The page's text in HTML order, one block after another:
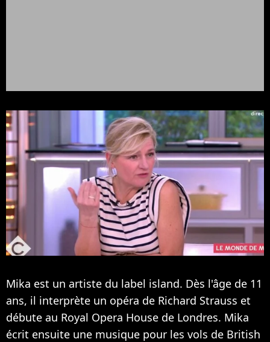
Mika est un artiste du label island. Dès l'âge de 11
ans, il interprète un opéra de Richard Strauss et
débute au Royal Opera House de Londres. Mika
écrit ensuite une musique pour les vols de British